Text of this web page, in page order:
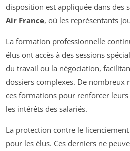
disposition est appliquée dans des
Air France, où les représentants
La formation professionnelle
élus ont accès à des sessions
du travail ou la négociation,
dossiers complexes. De nombreux
ces formations pour renforcer
les intérêts des salariés.
La protection contre le
pour les élus. Ces derniers ne